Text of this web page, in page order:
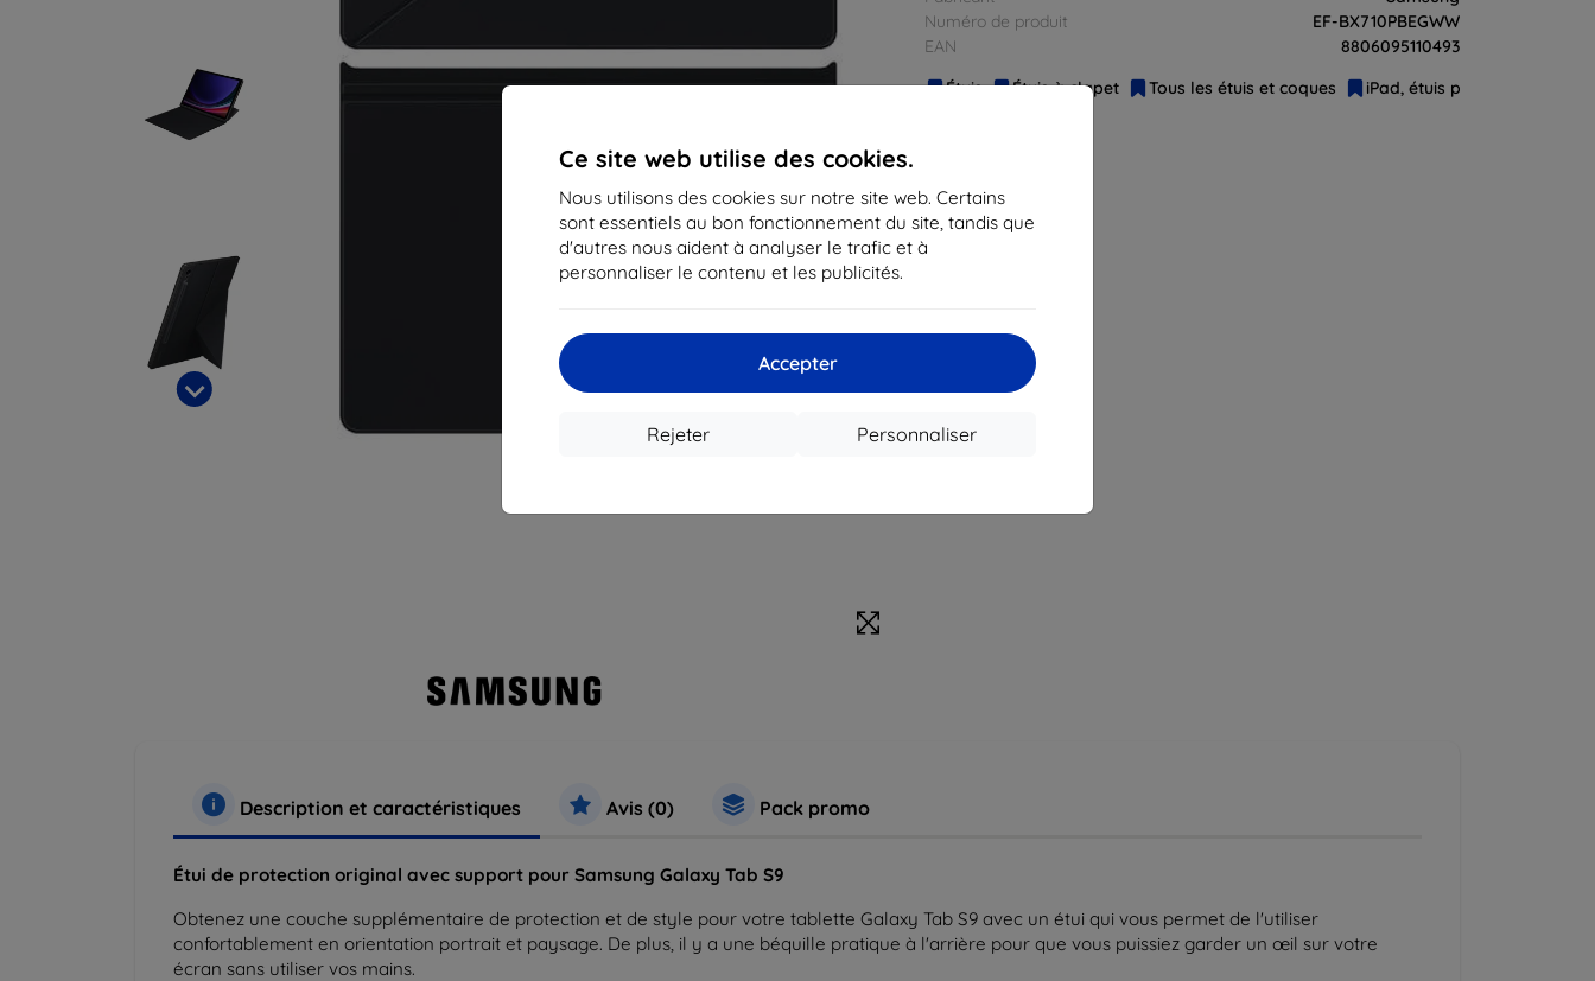
Ce site web utilise des cookies.
Nous utilisons des cookies sur notre site web. Certains
sont essentiels au bon fonctionnement du site, tandis que
d'autres nous aident à analyser le trafic et à
personnaliser le contenu et les publicités.
Accepter
Personnaliser
Rejeter
Numéro de produit
EF-BX710PBEGWW
EAN
8806095110493
Étuis
Étuis à clapet Tous les étuis et coques iPad, étuis pour tablettes
Description et caractéristiques Avis (0) Pack promo
Étui de protection original avec support pour Samsung Galaxy Tab S9
Obtenez une couche supplémentaire de protection et de style pour votre tablette Galaxy Tab S9 avec un étui qui vous permet de l'utiliser
confortablement en orientation portrait et paysage. De plus, il y a une béquille pratique à l'arrière pour que vous puissiez garder un œil sur votre
écran sans utiliser vos mains.